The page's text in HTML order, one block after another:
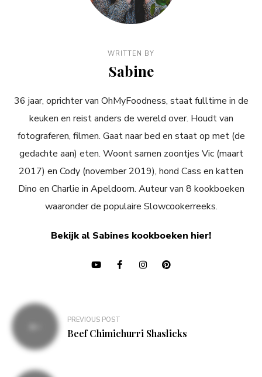
WRITTEN BY
Sabine
36 jaar, oprichter van OhMyFoodness, staat fulltime in de
keuken en reist anders de wereld over. Houdt van
fotograferen, filmen. Gaat naar bed en staat op met (de
gedachte aan) eten. Woont samen zoontjes Vic (maart
2017) en Cody (november 2019), hond Cass en katten
Dino en Charlie in Apeldoorn. Auteur van 8 kookboeken
waaronder de populaire Slowcookerreeks.
Bekijk al Sabines kookboeken hier!
Bericht
navigatie
PREVIOUS POST
Beef Chimichurri Shaslicks